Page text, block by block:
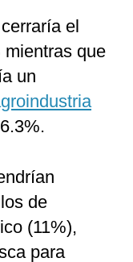
cerraría el
que
un
de
(11%),
para